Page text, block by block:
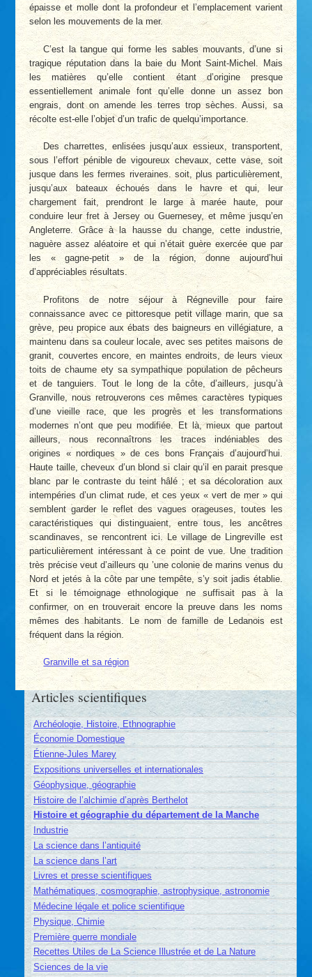
épaisse et molle dont la profondeur et l’emplacement varient
selon les mouvements de la mer.
C’est la tangue qui forme les sables mouvants, d’une si
tragique réputation dans la baie du Mont Saint-Michel. Mais
les matières qu’elle contient étant d’origine presque
essentiellement animale font qu’elle donne un assez bon
engrais, dont on amende les terres trop sèches. Aussi, sa
récolte est-elle l’objet d’un trafic de quelqu’importance.
Des charrettes, enlisées jusqu’aux essieux, transportent,
sous l’effort pénible de vigoureux chevaux, cette vase, soit
jusque dans les fermes riveraines. soit, plus particulièrement,
jusqu’aux bateaux échoués dans le havre et qui, leur
chargement fait, prendront le large à marée haute, pour
conduire leur fret à Jersey ou Guernesey, et même jusqu’en
Angleterre. Grâce à la hausse du change, cette industrie,
naguère assez aléatoire et qui n’était guère exercée que par
les « gagne-petit » de la région, donne aujourd’hui
d’appréciables résultats.
Profitons de notre séjour à Régneville pour faire
connaissance avec ce pittoresque petit village marin, que sa
grève, peu propice aux ébats des baigneurs en villégiature, a
maintenu dans sa couleur locale, avec ses petites maisons de
granit, couvertes encore, en maintes endroits, de leurs vieux
toits de chaume ety sa sympathique population de pêcheurs
et de tanguiers. Tout le long de la côte, d’ailleurs, jusqu’à
Granville, nous retrouverons ces mêmes caractères typiques
d’une vieille race, que les progrès et les transformations
modernes n’ont que peu modifiée. Et là, mieux que partout
ailleurs, nous reconnaîtrons les traces indéniables des
origines « nordiques » de ces bons Français d’aujourd’hui.
Haute taille, cheveux d’un blond si clair qu’il en parait presque
blanc par le contraste du teint hâlé ; et sa décoloration aux
intempéries d’un climat rude, et ces yeux « vert de mer » qui
semblent garder le reflet des vagues orageuses, toutes les
caractéristiques qui distinguaient, entre tous, les ancêtres
scandinaves, se rencontrent ici. Le village de Lingreville est
particulièrement intéressant à ce point de vue. Une tradition
très précise veut d’ailleurs qu ’une colonie de marins venus du
Nord et jetés à la côte par une tempête, s’y soit jadis établie.
Et si le témoignage ethnologique ne suffisait pas à la
confirmer, on en trouverait encore la preuve dans les noms
mêmes des habitants. Le nom de famille de Ledanois est
fréquent dans la région.
Granville et sa région
Articles scientifiques
Archéologie, Histoire, Ethnographie
Économie Domestique
Étienne-Jules Marey
Expositions universelles et internationales
Géophysique, géographie
Histoire de l’alchimie d’après Berthelot
Histoire et géographie du département de la Manche
Industrie
La science dans l’antiquité
La science dans l’art
Livres et presse scientifiques
Mathématiques, cosmographie, astrophysique, astronomie
Médecine légale et police scientifique
Physique, Chimie
Première guerre mondiale
Recettes Utiles de La Science Illustrée et de La Nature
Sciences de la vie